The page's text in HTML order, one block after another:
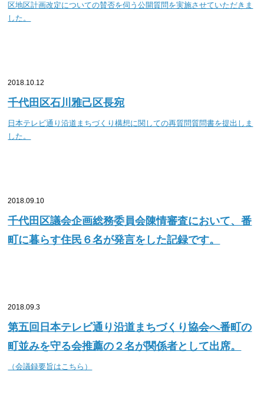
区地区計画改定についての賛否を伺う公開質問を実施させていただきま
した。
2018.10.12
千代田区石川雅己区長宛
日本テレビ通り沿道まちづくり構想に関しての再質問質問書を提出しま
した。
2018.09.10
千代田区議会企画総務委員会陳情審査において、番
町に暮らす住民６名が発言をした記録です。
2018.09.3
第五回日本テレビ通り沿道まちづくり協会へ番町の
町並みを守る会推薦の２名が関係者として出席。
（会議録要旨はこちら）